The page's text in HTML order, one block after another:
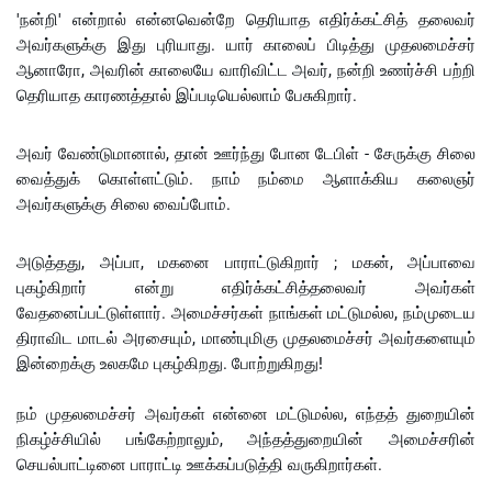
'நன்றி' என்றால் என்னவென்றே தெரியாத எதிர்க்கட்சித் தலைவர்
அவர்களுக்கு இது புரியாது. யார் காலைப் பிடித்து முதலமைச்சர்
ஆனாரோ, அவரின் காலையே வாரிவிட்ட அவர், நன்றி உணர்ச்சி பற்றி
தெரியாத காரணத்தால் இப்படியெல்லாம் பேசுகிறார்.
அவர் வேண்டுமானால், தான் ஊர்ந்து போன டேபிள் - சேருக்கு சிலை
வைத்துக் கொள்ளட்டும். நாம் நம்மை ஆளாக்கிய கலைஞர்
அவர்களுக்கு சிலை வைப்போம்.
அடுத்தது, அப்பா, மகனை பாராட்டுகிறார் ; மகன், அப்பாவை
புகழ்கிறார் என்று எதிர்க்கட்சித்தலைவர் அவர்கள்
வேதனைப்பட்டுள்ளார். அமைச்சர்கள் நாங்கள் மட்டுமல்ல, நம்முடைய
திராவிட மாடல் அரசையும், மாண்புமிகு முதலமைச்சர் அவர்களையும்
இன்றைக்கு உலகமே புகழ்கிறது. போற்றுகிறது!
நம் முதலமைச்சர் அவர்கள் என்னை மட்டுமல்ல, எந்தத் துறையின்
நிகழ்ச்சியில் பங்கேற்றாலும், அந்தத்துறையின் அமைச்சரின்
செயல்பாட்டினை பாராட்டி ஊக்கப்படுத்தி வருகிறார்கள்.